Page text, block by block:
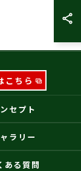
こちら
セプト
ラリー
ある質問